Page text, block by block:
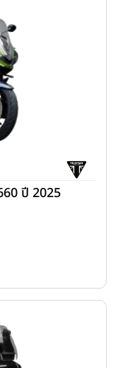
ปี 2025